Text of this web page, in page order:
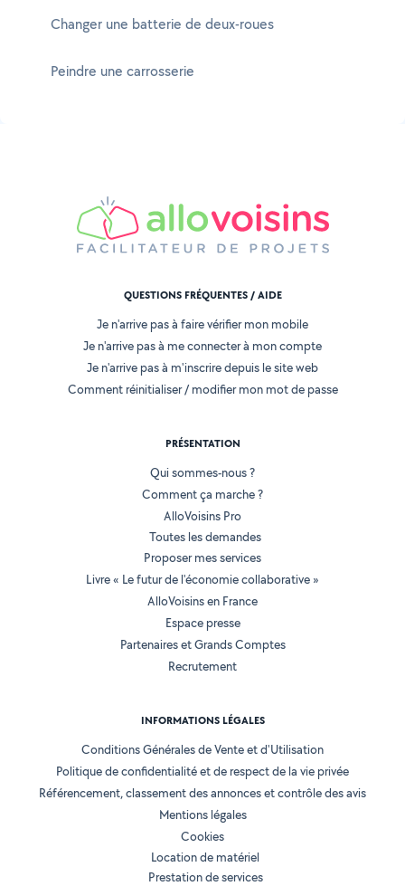
Changer une batterie de deux-roues
Peindre une carrosserie
QUESTIONS FRÉQUENTES / AIDE
Je n'arrive pas à faire vérifier mon mobile
Je n'arrive pas à me connecter à mon compte
Je n'arrive pas à m'inscrire depuis le site web
Comment réinitialiser / modifier mon mot de passe
PRÉSENTATION
Qui sommes-nous ?
Comment ça marche ?
AlloVoisins Pro
Toutes les demandes
Proposer mes services
Livre « Le futur de l'économie collaborative »
AlloVoisins en France
Espace presse
Partenaires et Grands Comptes
Recrutement
INFORMATIONS LÉGALES
Conditions Générales de Vente et d'Utilisation
Politique de confidentialité et de respect de la vie privée
Référencement, classement des annonces et contrôle des avis
Mentions légales
Cookies
Location de matériel
Prestation de services